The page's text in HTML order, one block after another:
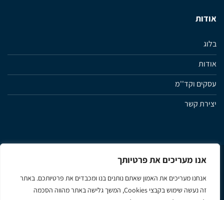
אנו מעריכים את פרטיותך
אנחנו מעריכים את האמון שאתם נותנים בנו ומכבדים את פרטיותכם. באתר
זה נעשה שימוש בקבצי Cookies, המשך גלישה באתר מהווה הסכמה
אודות
בלוג
אודות
עסקים וקד''מ
יצירת קשר
מדיניות פרטיות תנאי שימוש ותקנון האתר